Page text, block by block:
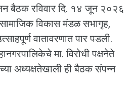
बैठक रविवार दि. १४ जून २०२६
विकास मंडळ सभागृह,
वातावरणात पार पडली.
मा. विरोधी पक्षनेते
अध्यक्षतेखाली ही बैठक संपन्न